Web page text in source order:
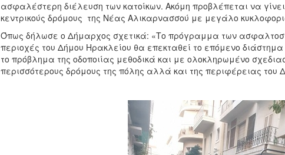
ασφαλέστερη διέλευση των κατοίκων. Ακόμη προβλέπεται να
κεντρικούς δρόμους της Νέας Αλικαρνασσού με μεγάλο
Όπως δήλωσε ο Δήμαρχος σχετικά: «Το πρόγραμμα των
περιοχές του Δήμου Ηρακλείου θα επεκταθεί το επόμενο
το πρόβλημα της οδοποιίας μεθοδικά και με ολοκληρωμένο
περισσότερους δρόμους της πόλης αλλά και της περιφέρειας του